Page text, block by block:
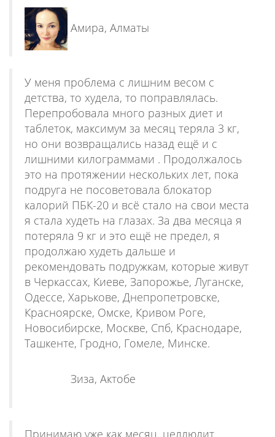
Амира, Алматы
У меня проблема с лишним весом с
детства, то худела, то поправлялась.
Перепробовала много разных диет и
таблеток, максимум за месяц теряла 3 кг,
но они возвращались назад ещё и с
лишними килограммами . Продолжалось
это на протяжении нескольких лет, пока
подруга не посоветовала блокатор
калорий ПБК-20 и всё стало на свои места
я стала худеть на глазах. За два месяца я
потеряла 9 кг и это ещё не предел, я
продолжаю худеть дальше и
рекомендовать подружкам, которые живут
в Черкассах, Киеве, Запорожье, Луганске,
Одессе, Харькове, Днепропетровске,
Красноярске, Омске, Кривом Роге,
Новосибирске, Москве, Спб, Краснодаре,
Ташкенте, Гродно, Гомеле, Минске.
Зиза, Актобе
Принимаю уже как месяц, целлюлит